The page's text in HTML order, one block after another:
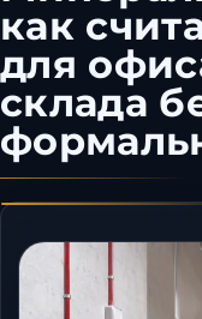
как
для
склада